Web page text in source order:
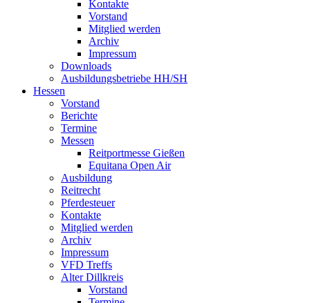
Kontakte
Vorstand
Mitglied werden
Archiv
Impressum
Downloads
Ausbildungsbetriebe HH/SH
Hessen
Vorstand
Berichte
Termine
Messen
Reitportmesse Gießen
Equitana Open Air
Ausbildung
Reitrecht
Pferdesteuer
Kontakte
Mitglied werden
Archiv
Impressum
VFD Treffs
Alter Dillkreis
Vorstand